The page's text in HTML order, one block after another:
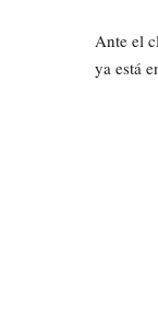
​Ante el
ya está